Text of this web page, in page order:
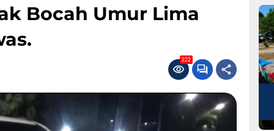
Bocah Umur Lima
222